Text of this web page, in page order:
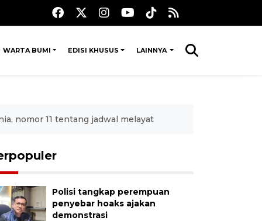
WARTA BUMI EDISI KHUSUS LAINNYA
nomor 11 tentang jadwal melayat
Polisi tangkap perempuan
penyebar hoaks ajakan
demonstrasi